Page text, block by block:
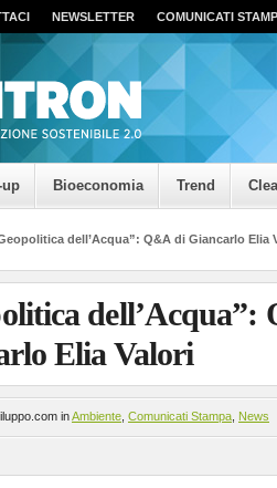
NEWSLETTER COMUNICATI
up Bioeconomia Trend
dell’Acqua”: Q&A di Giancarlo Elia
dell’Acqua”:
Elia Valori
inAmbiente Comunicati Stampa News